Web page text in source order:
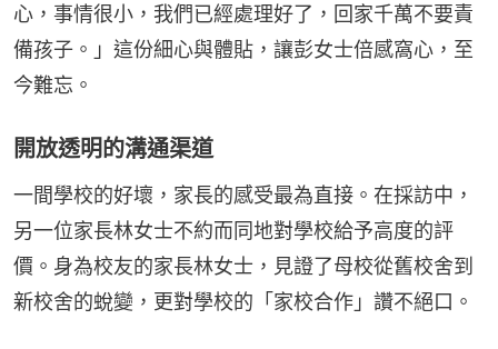
心，事情很小，我們已經處理好了，回家千萬不要責
備孩子。」這份細心與體貼，讓彭女士倍感窩心，至
今難忘。
開放透明的溝通渠道
一間學校的好壞，家長的感受最為直接。在採訪中，
另一位家長林女士不約而同地對學校給予高度的評
價。身為校友的家長林女士，見證了母校從舊校舍到
新校舍的蛻變，更對學校的「家校合作」讚不絕口。